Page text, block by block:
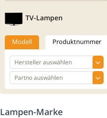
TV-Lampen
Modell Produktnummer
Lampen-Marke